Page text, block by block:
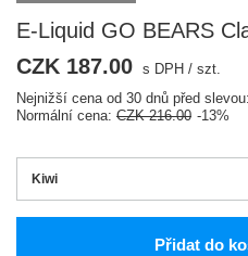
E-Liquid GO BEARS
Kiwi
CZK 187.00 s DPH / szt.
Nejnižší cena od 30 dnů před slevou:
Normální cena: CZK 216.00 -13%
Přidat do